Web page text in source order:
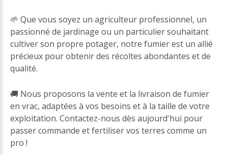
🌱 Que vous soyez un agriculteur professionnel, un
passionné de jardinage ou un particulier souhaitant
cultiver son propre potager, notre fumier est un allié
précieux pour obtenir des récoltes abondantes et de
qualité.
🚚 Nous proposons la vente et la livraison de fumier
en vrac, adaptées à vos besoins et à la taille de votre
exploitation. Contactez-nous dès aujourd'hui pour
passer commande et fertiliser vos terres comme un
pro !